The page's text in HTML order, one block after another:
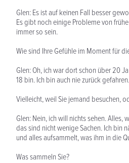
Glen: Es ist auf keinen Fall besser
Es gibt noch einige Probleme von
immer so sein.
Wie sind Ihre Gefühle im Moment für
Glen: Oh, ich war dort schon über 20
18 bin. Ich bin auch nie zurück
Vielleicht, weil Sie jemand besuchen,
Glen: Nein, ich will nichts sehen. Alles,
das sind nicht wenige Sachen. Ich bin
und alles aufsammelt, was ihm in die
Was sammeln Sie?